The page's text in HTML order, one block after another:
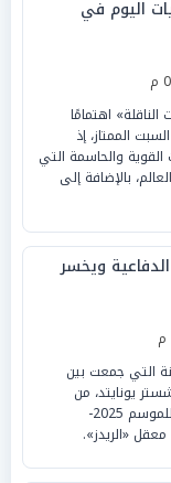
اليوم في
اهتمامًا
الممتاز، إذ
والحاسمة التي
بالإضافة إلى
ويخسر
التي جمعت بين
يونايتد، من
مسابقة الدوري الإنجليزي الممتاز للموسم 2025-